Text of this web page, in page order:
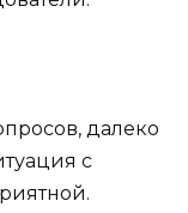
далеко
с